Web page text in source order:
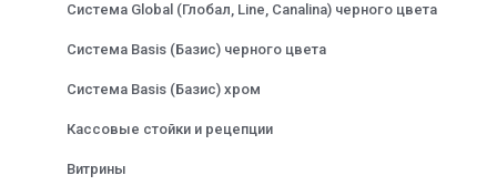
Система Global (Глобал, Line, Canalina) черного цвета
Система Basis (Базис) черного цвета
Система Basis (Базис) хром
Кассовые стойки и рецепции
Витрины